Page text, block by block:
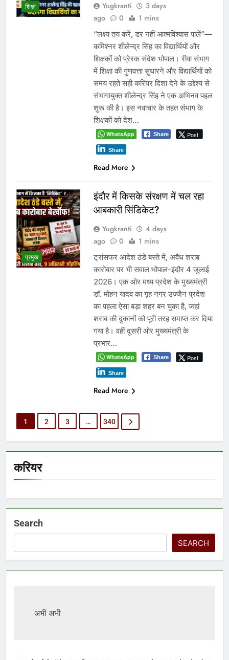
करियर
शिक्षा Yugkranti
3 days
ago
0 1 mins
“लक्ष्य तय करें, डर नहीं आत्मविश्वास पालें”—
कमिश्नर शीलेन्द्र सिंह का विद्यार्थियों और
शिक्षकों को प्रेरक संदेश भोपाल। रीवा संभाग
में शिक्षा की गुणवत्ता सुधारने और विद्यार्थियों को
समय रहते सही करियर दिशा देने के उद्देश्य से
संभागायुक्त शीलेन्द्र सिंह ने एक अभिनव पहल
शुरू की है। इस नवाचार के तहत संभाग के
शिक्षकों को देश…
WhatsApp Share Post
Share
Read More
प्रमुख
इंदौर में किसके संरक्षण में चल रहा
आबकारी सिंडिकेट?
Yugkranti
4 days
ago
0 1 mins
ट्रांसफर आदेश ठंडे बस्ते में, अवैध शराब
कारोबार पर भी सवाल भोपाल-इंदौर 4 जुलाई
2026। एक ओर मध्य प्रदेश के मुख्यमंत्री
डॉ. मोहन यादव का गृह नगर उज्जैन प्रदेश
का पहला ऐसा बड़ा शहर बन चुका है, जहां
शराब की दुकानों को पूरी तरह समाप्त कर दिया
गया है। वहीं दूसरी ओर मुख्यमंत्री के
प्रभार…
WhatsApp Share Post
Share
Read More
1 2 3 … 340
Search
SEARCH
अभी अभी